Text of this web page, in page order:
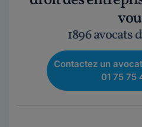
1896 avocats
Contactez un
01 75 75